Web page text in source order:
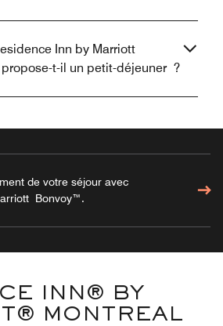
Inn by Marriott
t-il un petit-déjeuner ?
de votre séjour avec
Bonvoy™.
INN® BY
MONTREAL